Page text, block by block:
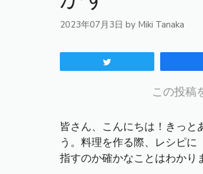
2023年07月3日 by Miki Tanaka
この投稿
皆さん、こんにちは！きっと
う。料理を作る際、レシピ
指すのか確かなことはわかり